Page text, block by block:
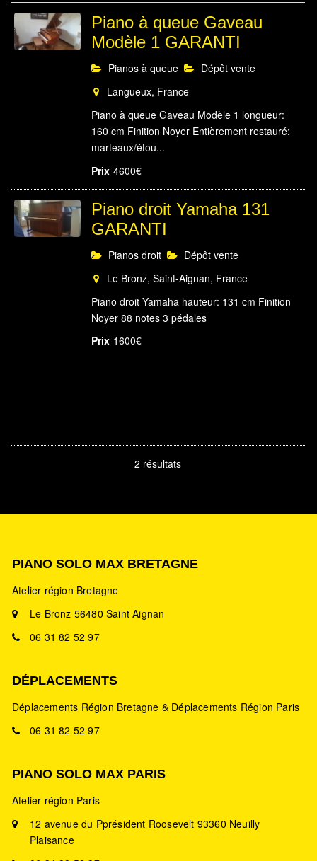
Piano à queue Gaveau
Modèle 1 GARANTI
Pianos à queue
Dépôt vente
Langueux, France
Piano à queue Gaveau Modèle 1 longueur:
160 cm Finition Noyer Entièrement restauré:
marteaux/étou...
Prix 4600€
Piano droit Yamaha 131
GARANTI
Pianos droit
Dépôt vente
Le Bronz, Saint-Aignan, France
Piano droit Yamaha hauteur: 131 cm Finition
Noyer 88 notes 3 pédales
Prix 1600€
2 résultats
PIANO SOLO MAX BRETAGNE
Atelier région Bretagne
Le Bronz 56480 Saint Aignan
06 31 82 52 97
DÉPLACEMENTS
Déplacements Région Bretagne & Déplacements Région Paris
06 31 82 52 97
PIANO SOLO MAX PARIS
Atelier région Paris
12 avenue du Pprésident Roosevelt 93360 Neuilly
Plaisance